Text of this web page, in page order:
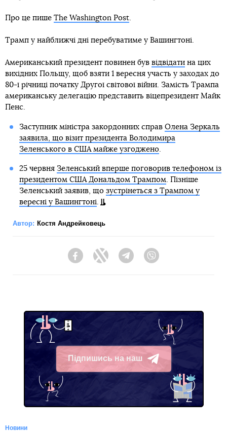
Про це пише The Washington Post
Трамп у найближчі дні перебуватиме у Вашингтоні.
Американський президент повинен був відвідати на цих
вихідних Польщу, щоб взяти 1 вересня участь у заходах до
80-ї річниці початку Другої світової війни. Замість Трампа
американську делегацію представить віцепрезидент Майк
Пенс.
Заступник міністра закордонних справ Олена Зеркаль
заявила, що візит президента Володимира
Зеленського в США майже узгоджено.
25 червня Зеленський вперше поговорив телефоном із
президентом США Дональдом Трампом . Пізніше
Зеленський заявив, що зустрінеться з Трампом у
вересні у Вашингтоні
Автор: Костя Андрейковець
FacebookTwitter Telegram
Підпишись на наш
Telegram
Новини